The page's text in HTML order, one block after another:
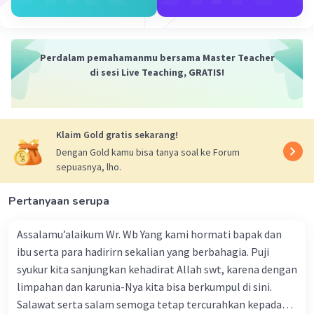
Menerangi jalan dengan penuh dedikasi.
Dalam setiap langkahmu, terukir kisah,
Pahlawan wanita yang tak kenal lelah, gagah dan
Beri Rating·0.0(0) Balas
Iklan
Perdalam pemahamanmu bersama Master Teacher
di sesi Live Teaching, GRATIS!
Klaim Gold gratis sekarang!
Dengan Gold kamu bisa tanya soal ke Forum
sepuasnya, lho.
Pertanyaan serupa
Assalamu’alaikum Wr. Wb Yang kami hormati bapak dan
ibu serta para hadirirn sekalian yang berbahagia. Puji
syukur kita sanjungkan kehadirat Allah swt, karena dengan
limpahan dan karunia-Nya kita bisa berkumpul di sini.
Salawat serta salam semoga tetap tercurahkan kepada